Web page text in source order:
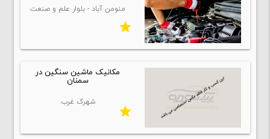
منومن آباد - بلوار علم و صنعت
star
مکانیک ماشین سنگین در
سمنان
شهرک غرب
star